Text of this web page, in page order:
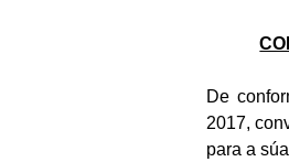
De
2017,
para a